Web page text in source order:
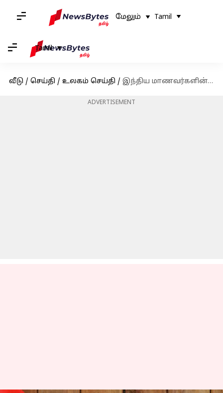
மேலும் Tamil
Tamil
வீடு / செய்தி / உலகம் செய்தி / இந்திய மாணவர்களின் 74 சதவீத விண்ணப்பங்கள் கனடாவால் நிராகரிப்பு; காரணம் என்ன?
ADVERTISEMENT